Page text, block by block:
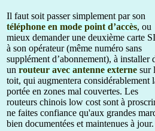
Il faut soit passer simplement par son
téléphone en mode point d’accès, ou
mieux demander une deuxième carte
à son opérateur (même numéro sans
supplément d’abonnement), à installer
un routeur avec antenne externe sur
toit, qui augmentera considérablement
portée en zones mal couvertes. Les
routeurs chinois low cost sont à
ne faites confiance qu'aux grandes
bien documentées et maintenues à jour.